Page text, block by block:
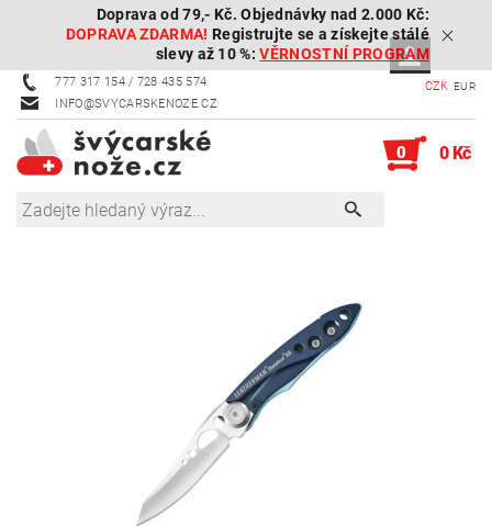
Doprava od 79,- Kč. Objednávky nad 2.000 Kč:
DOPRAVA ZDARMA! Registrujte se a získejte stálé
slevy až 10 %:VĚRNOSTNÍ PROGRAM
777 317 154 / 728 435 574
INFO@SVYCARSKENOZE.CZ
CZK EUR
0 0 Kč